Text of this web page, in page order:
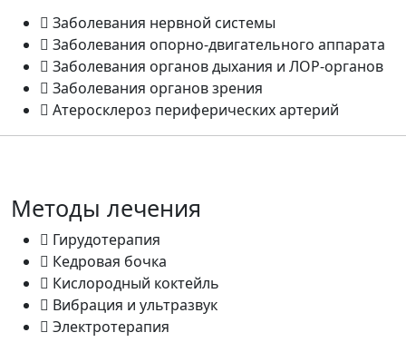
Заболевания нервной системы
Заболевания опорно-двигательного аппарата
Заболевания органов дыхания и ЛОР-органов
Заболевания органов зрения
Атеросклероз периферических артерий
Методы лечения
Гирудотерапия
Кедровая бочка
Кислородный коктейль
Вибрация и ультразвук
Электротерапия